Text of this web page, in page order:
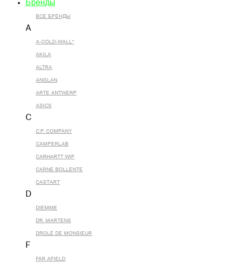
Бренды
ВСЕ БРЕНДЫ
A
A-COLD-WALL*
AKILA
ALTRA
ANGLAN
ARTE ANTWERP
ASICS
C
C.P. COMPANY
CAMPERLAB
CARHARTT WIP
CARNE BOLLENTE
CASTART
D
DIEMME
DR. MARTENS
DROLE DE MONSIEUR
F
FAR AFIELD